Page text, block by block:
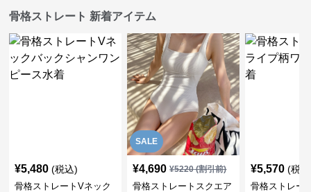
骨格ストレート 新着アイテム
¥5,480 (税込)
骨格ストレートVネック
SALE
¥4,690 ¥5220(割引前)
骨格ストレートスクエア
¥5,570 (税
骨格ストレー